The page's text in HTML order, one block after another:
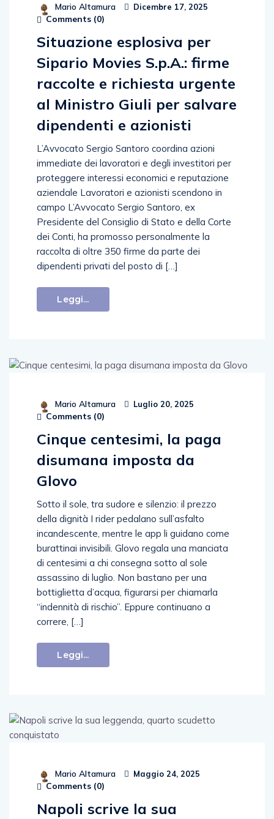
Mario Altamura Dicembre 17, 2025
Comments (0)
Situazione esplosiva per
Sipario Movies S.p.A.: firme
raccolte e richiesta urgente
al Ministro Giuli per salvare
dipendenti e azionisti
L’Avvocato Sergio Santoro coordina azioni
immediate dei lavoratori e degli investitori per
proteggere interessi economici e reputazione
aziendale Lavoratori e azionisti scendono in
campo L’Avvocato Sergio Santoro, ex
Presidente del Consiglio di Stato e della Corte
dei Conti, ha promosso personalmente la
raccolta di oltre 350 firme da parte dei
dipendenti privati del posto di […]
Leggi...
Mario Altamura Luglio 20, 2025
Comments (0)
Cinque centesimi, la paga
disumana imposta da
Glovo
Sotto il sole, tra sudore e silenzio: il prezzo
della dignità I rider pedalano sull’asfalto
incandescente, mentre le app li guidano come
burattinai invisibili. Glovo regala una manciata
di centesimi a chi consegna sotto al sole
assassino di luglio. Non bastano per una
bottiglietta d’acqua, figurarsi per chiamarla
“indennità di rischio”. Eppure continuano a
correre, […]
Leggi...
Mario Altamura Maggio 24, 2025
Comments (0)
Napoli scrive la sua